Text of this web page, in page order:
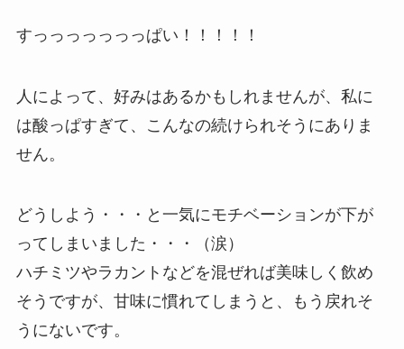
すっっっっっっっぱい！！！！！
人によって、好みはあるかもしれませんが、私に
は酸っぱすぎて、こんなの続けられそうにありま
せん。
どうしよう・・・と一気にモチベーションが下が
ってしまいました・・・（涙）
ハチミツやラカントなどを混ぜれば美味しく飲め
そうですが、甘味に慣れてしまうと、もう戻れそ
うにないです。